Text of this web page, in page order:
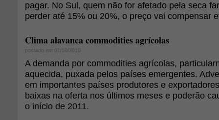
pagar. No Sul, quem não for afetado pela seca
perder até 15% ou 20%, o preço vai compensar
Clima alavanca commodities agrícolas
postado em 01/10/2010
A demanda por commodities agrícolas,
aquecida, puxada pelos países emergentes.
em importantes países produtores e
baixas na oferta nos últimos meses e poderão
o início de 2011.